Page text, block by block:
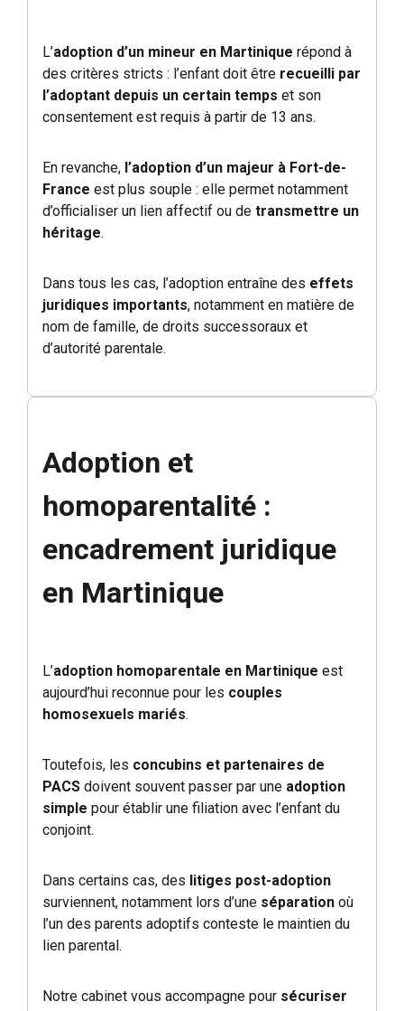
L’adoption d’un mineur en Martinique répond à
des critères stricts : l’enfant doit être recueilli par
l’adoptant depuis un certain temps et son
consentement est requis à partir de 13 ans.
En revanche, l’adoption d’un majeur à Fort-de-
France est plus souple : elle permet notamment
d’officialiser un lien affectif ou de transmettre un
héritage.
Dans tous les cas, l’adoption entraîne des effets
juridiques importants, notamment en matière de
nom de famille, de droits successoraux et
d’autorité parentale.
Adoption et
homoparentalité :
encadrement juridique
en Martinique
L’adoption homoparentale en Martinique est
aujourd’hui reconnue pour les couples
homosexuels mariés.
Toutefois, les concubins et partenaires de
PACSdoivent souvent passer par une adoption
simple pour établir une filiation avec l’enfant du
conjoint.
Dans certains cas, des litiges post-adoption
surviennent, notamment lors d’une séparationoù
l’un des parents adoptifs conteste le maintien du
lien parental.
Notre cabinet vous accompagne pour sécuriser